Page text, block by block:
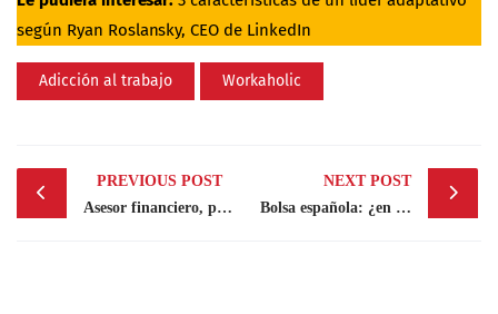
según Ryan Roslansky, CEO de LinkedIn
Adicción al trabajo Workaholic
Post
navigation
PREVIOUS POST
Asesor financiero, pieza clave en el éxito de las empresas
NEXT POST
Bolsa española: ¿en qué invertir en 2023?